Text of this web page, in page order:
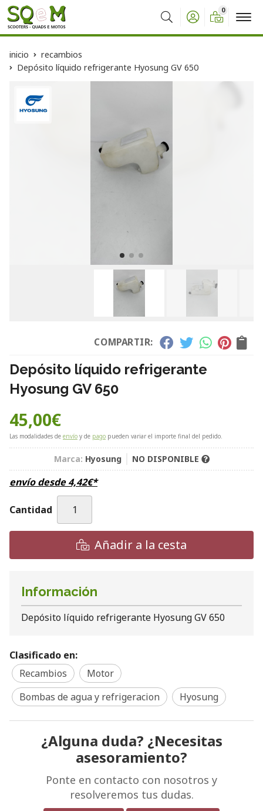
Buscar
0
inicio
recambios
Depósito líquido refrigerante Hyosung GV 650
COMPARTIR:
Depósito líquido refrigerante
Hyosung GV 650
45,00€
Las modalidades de envío y de pago pueden variar el importe final del pedido.
Marca: Hyosung NO DISPONIBLE
envío desde4,42€*
Cantidad
Añadir a la cesta
Información
Depósito líquido refrigerante Hyosung GV 650
Clasificado en:
Recambios
Motor
Bombas de agua y refrigeracion
Hyosung
¿Alguna duda? ¿Necesitas
asesoramiento?
Ponte en contacto con nosotros y
resolveremos tus dudas.